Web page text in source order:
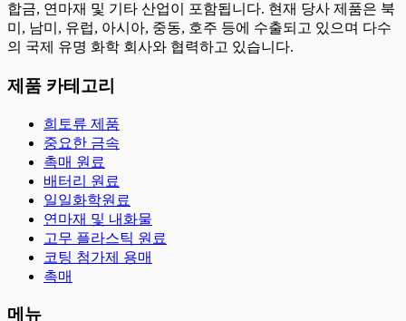
합금, 연마재 및 기타 산업이 포함됩니다. 현재 당사 제품은 북
미, 남미, 유럽, 아시아, 중동, 호주 등에 수출되고 있으며 다수
의 국제 유명 화학 회사와 협력하고 있습니다.
제품 카테고리
희토류 제품
중요한 금속
촉매 원료
배터리 원료
일일화학원료
연마재 및 내화물
고무 플라스틱 원료
코팅 첨가제 용매
촉매
메뉴